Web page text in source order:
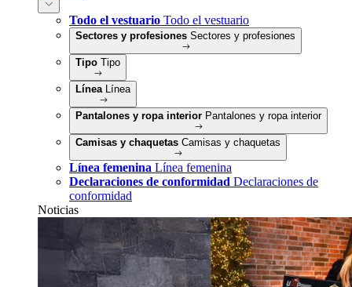
Todo el vestuario Todo el vestuario
Sectores y profesiones Sectores y profesiones
Tipo Tipo
Línea Línea
Pantalones y ropa interior Pantalones y ropa interior
Camisas y chaquetas Camisas y chaquetas
Línea femenina Línea femenina
Declaraciones de conformidad Declaraciones de
conformidad
Noticias